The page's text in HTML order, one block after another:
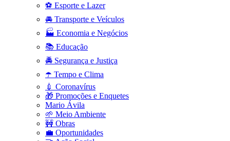
⚽ Esporte e Lazer
🚘 Transporte e Veículos
🏭 Economia e Negócios
📚 Educação
🚔 Segurança e Justiça
☂️ Tempo e Clima
💉 Coronavírus
🎁 Promoções e Enquetes
Mario Ávila
🌱 Meio Ambiente
🚧 Obras
💼 Oportunidades